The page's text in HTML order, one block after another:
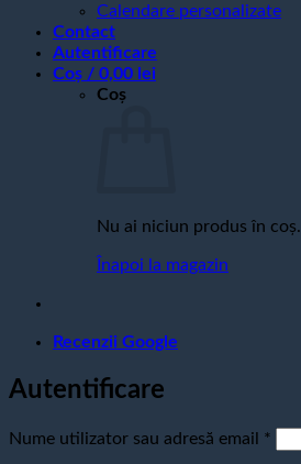
Calendare personalizate
Contact
Autentificare
Coș / 0,00 lei
Coș
Nu ai niciun produs în coș.
Înapoi la magazin
Recenzii Google
Autentificare
Nume utilizator sau adresă email *